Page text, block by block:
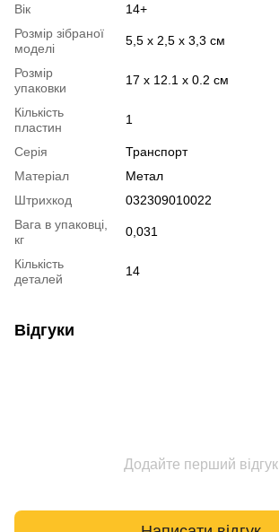
Вік
14+
Розмір зібраної
моделі
5,5 х 2,5 х 3,3 см
Розмір
упаковки
17 х 12.1 х 0.2 см
Кількість
пластин
1
Серія
Транспорт
Матеріал
Метал
Штрихкод
032309010022
Вага в упаковці,
кг
0,031
Кількість
деталей
14
Відгуки
Додайте перший відгук